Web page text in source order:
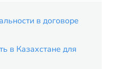
в договоре
в Казахстане для